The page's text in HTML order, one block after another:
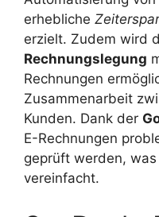
erhebliche
erzielt. Zudem wird
Rechnungslegung
Rechnungen
Zusammenarbeit
Kunden. Dank der
E-Rechnungen
geprüft werden,
vereinfacht.